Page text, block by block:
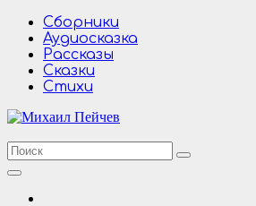
Перейти
содержимому
Сборники
Аудиосказка
Рассказы
Сказки
Стихи